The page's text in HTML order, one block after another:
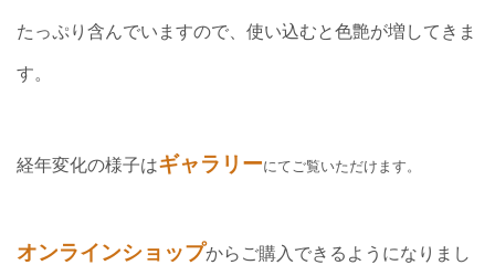
たっぷり含んでいますので、使い込むと色艶が増してきま
す。
経年変化の様子はギャラリーにてご覧いただけます。
オンラインショップからご購入できるようになりまし